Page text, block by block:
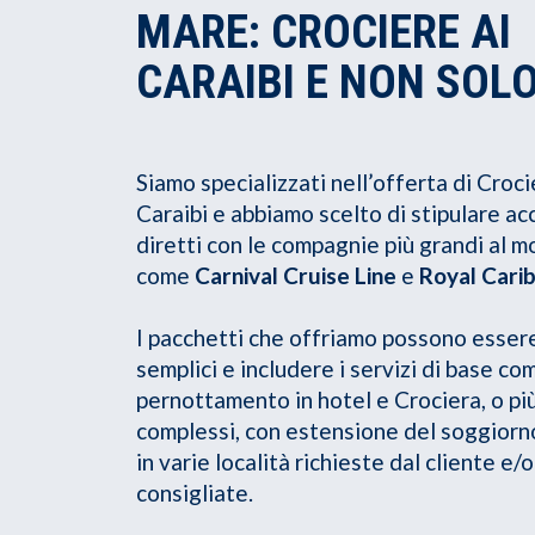
MARE: CROCIERE AI
CARAIBI E NON
Siamo specializzati nell’offerta di
Caraibi e abbiamo scelto di stipulare
diretti con le compagnie più grandi al
come Carnival Cruise Line e Royal
I pacchetti che offriamo possono
semplici e includere i servizi di base
pernottamento in hotel e Crociera, o
complessi, con estensione del
in varie località richieste dal cliente e/
consigliate.